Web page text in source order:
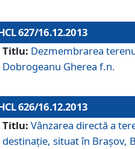
627/16.12.2013
Titlu: Dezmembrarea
Dobrogeanu Gherea f.n.
626/16.12.2013
Titlu: Vânzarea directă a
destinaţie, situat în Braşov,